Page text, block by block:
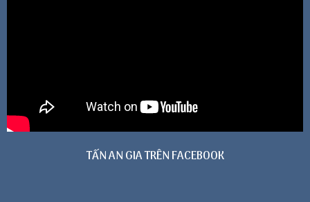
TẤN AN GIA TRÊN FACEBOOK